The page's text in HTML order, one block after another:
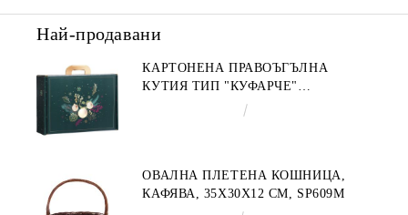
Най-продавани
КАРТОНЕНА ПРАВОЪГЪЛНА
КУТИЯ ТИП "КУФАРЧЕ"
ENCHANTED NATURE, ЗЕЛЕНО/
ОВАЛНА ПЛЕТЕНА КОШНИЦА,
КАФЯВА, 35X30X12 СМ, SP609M